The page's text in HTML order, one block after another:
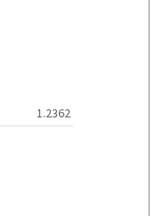
1.2362